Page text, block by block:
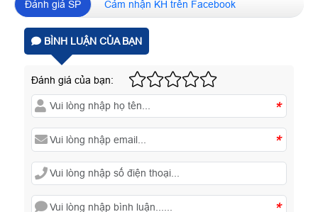
Đánh giá SP Cảm nhận KH trên Facebook
BÌNH LUẬN CỦA BẠN
Đánh giá của bạn:
*
*